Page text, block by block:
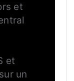
et
et
un